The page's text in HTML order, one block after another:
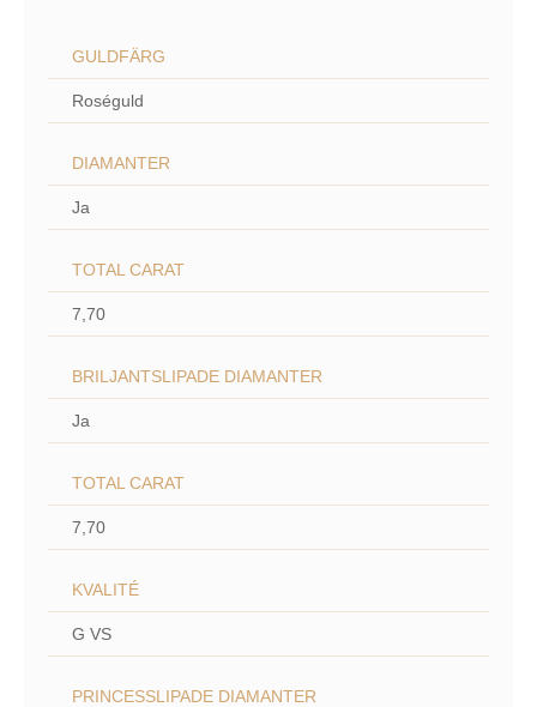
GULDFÄRG
Roséguld
DIAMANTER
Ja
TOTAL CARAT
7,70
BRILJANTSLIPADE DIAMANTER
Ja
TOTAL CARAT
7,70
KVALITÉ
G VS
PRINCESSLIPADE DIAMANTER